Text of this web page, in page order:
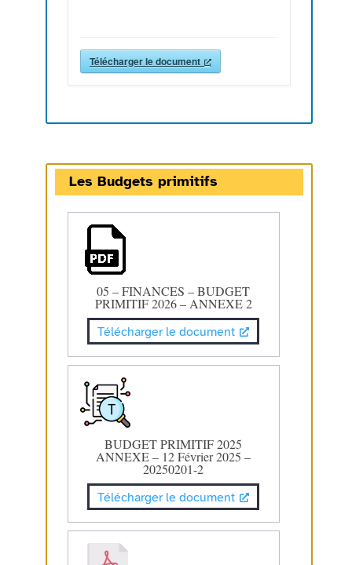
Télécharger le document
Les Budgets primitifs
05 – FINANCES – BUDGET
PRIMITIF 2026 – ANNEXE 2
Télécharger le document
BUDGET PRIMITIF 2025
ANNEXE – 12 Février 2025 –
20250201-2
Télécharger le document